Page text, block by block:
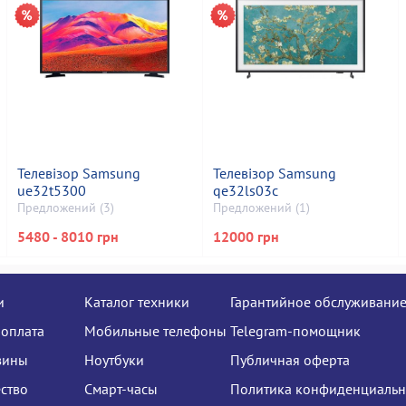
Телевізор Samsung
ue32t5300
Предложений (3)
5480 - 8010 грн
Телевізор Samsung
qe32ls03c
Предложений (1)
12000 грн
Каталог техники
Мобильные телефоны
Ноутбуки
Смарт-часы
Гарантийное обслуживание
Telegram-помощник
Публичная оферта
Политика